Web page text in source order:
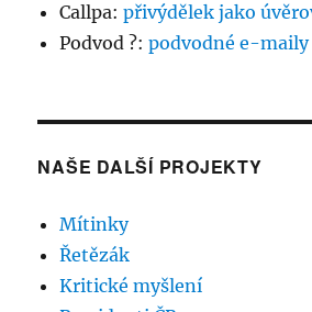
Callpa:přivýdělek jako
Podvod ?:podvodné e-maily
NAŠE DALŠÍ PROJEKTY
Mítinky
Řetězák
Kritické myšlení